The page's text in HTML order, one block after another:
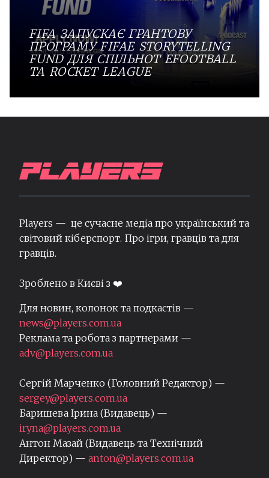
FIFA ЗАПУСКАЄ ГРАНТОВУ
ПРОГРАМУ FIFAE STORYTELLING
FUND ДЛЯ СПІЛЬНОТ EFOOTBALL
ТА ROCKET LEAGUE
Players — це сучасне медіа про український та
світовий кіберспорт. Про ігри, гравців та для
гравців.
Зроблено в Києві з ❤️
Для новин, колонок та подкастів —
news@players.com.ua
Реклама та робота з партнерами —
adv@players.com.ua
Сергій Марченко (Головний Редактор) —
sergey@players.com.ua
Баришева Ірина (Видавець) —
iryna@players.com.ua
Антон Мазай (Видавець та Технічний
Директор) — anton@players.com.ua